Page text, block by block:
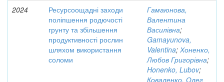
2024
Ресурсоощадні заходи
поліпшення родючості
грунту та збільшення
продуктивності рослин
шляхом використання
соломи
Гамаюнова,
Валентина
Василівна;
Gamayunova,
Valentina; Хоненко,
Любов Григорівна;
Honenko, Lubov;
Коваленко, Олег